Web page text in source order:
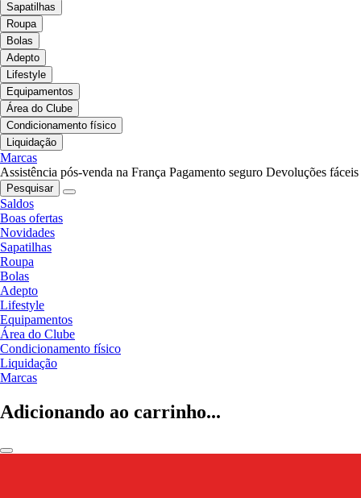
Sapatilhas
Roupa
Bolas
Adepto
Lifestyle
Equipamentos
Área do Clube
Condicionamento físico
Liquidação
Marcas
Assistência pós-venda na França Pagamento seguro Devoluções fáceis
Pesquisar
Saldos
Boas ofertas
Novidades
Sapatilhas
Roupa
Bolas
Adepto
Lifestyle
Equipamentos
Área do Clube
Condicionamento físico
Liquidação
Marcas
Adicionando ao carrinho...